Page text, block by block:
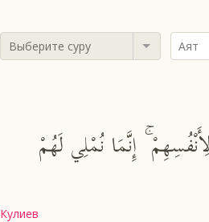
Выберите суру
إِنَّمَا نُمْلِي لَهُمْ
Кулиев